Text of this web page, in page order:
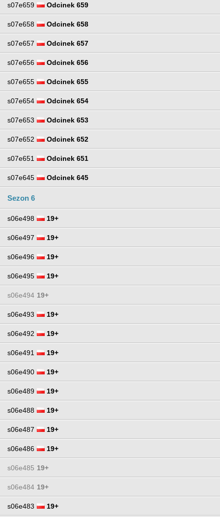
s07e659 Odcinek 659
s07e658 Odcinek 658
s07e657 Odcinek 657
s07e656 Odcinek 656
s07e655 Odcinek 655
s07e654 Odcinek 654
s07e653 Odcinek 653
s07e652 Odcinek 652
s07e651 Odcinek 651
s07e645 Odcinek 645
Sezon 6
s06e498 19+
s06e497 19+
s06e496 19+
s06e495 19+
s06e494 19+
s06e493 19+
s06e492 19+
s06e491 19+
s06e490 19+
s06e489 19+
s06e488 19+
s06e487 19+
s06e486 19+
s06e485 19+
s06e484 19+
s06e483 19+